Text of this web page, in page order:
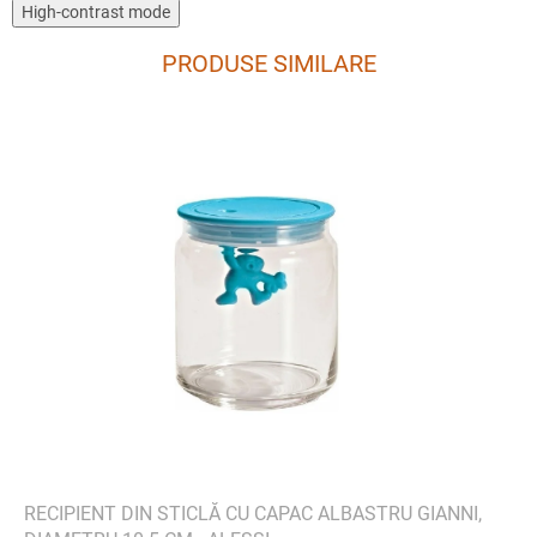
High-contrast mode
PRODUSE SIMILARE
RECIPIENT DIN STICLĂ CU CAPAC ALBASTRU GIANNI,